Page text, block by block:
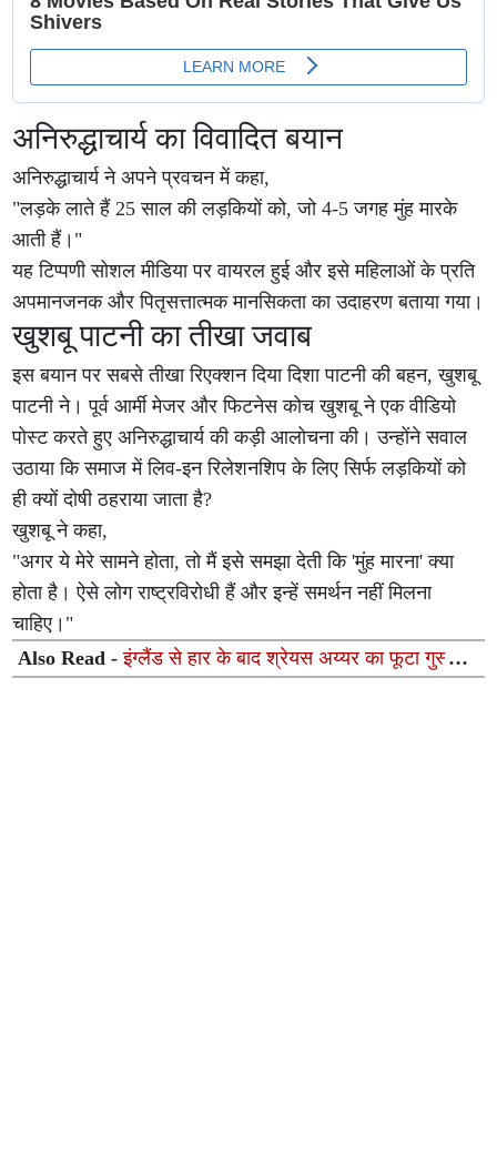
अनिरुद्धाचार्य का विवादित बयान
अनिरुद्धाचार्य ने अपने प्रवचन में कहा,
"लड़के लाते हैं 25 साल की लड़कियों को, जो 4-5 जगह मुंह मारके
आती हैं।"
यह टिप्पणी सोशल मीडिया पर वायरल हुई और इसे महिलाओं के प्रति
अपमानजनक और पितृसत्तात्मक मानसिकता का उदाहरण बताया गया।
खुशबू पाटनी का तीखा जवाब
इस बयान पर सबसे तीखा रिएक्शन दिया दिशा पाटनी की बहन, खुशबू
पाटनी ने। पूर्व आर्मी मेजर और फिटनेस कोच खुशबू ने एक वीडियो
पोस्ट करते हुए अनिरुद्धाचार्य की कड़ी आलोचना की। उन्होंने सवाल
उठाया कि समाज में लिव-इन रिलेशनशिप के लिए सिर्फ लड़कियों को
ही क्यों दोषी ठहराया जाता है?
खुशबू ने कहा,
"अगर ये मेरे सामने होता, तो मैं इसे समझा देती कि 'मुंह मारना' क्या
होता है। ऐसे लोग राष्ट्रविरोधी हैं और इन्हें समर्थन नहीं मिलना
चाहिए।"
Also Read -इंग्लैंड से हार के बाद श्रेयस अय्यर का फूटा गुस्सा,
टीम की इस बड़ी कमजोरी को बताया हार की मुख्य वजह